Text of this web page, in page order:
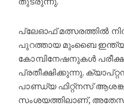
പ്ലേഓഫ് മത്സരത്തിൽ
പുറത്തായ മുംബൈ
കോമ്പിനേഷനുകൾ
പ്രതീക്ഷിക്കുന്നു.
പാണ്ഡ്യ ഫിറ്റ്നസ്
സംശയത്തിലാണ്,